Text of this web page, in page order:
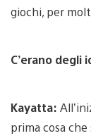
giochi, per
C’erano
Kayatta:
prima cosa